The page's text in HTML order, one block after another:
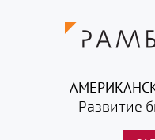
Развитие